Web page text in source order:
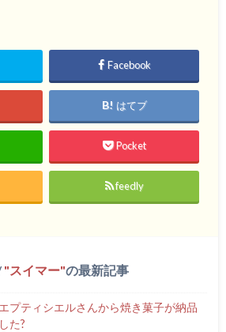
Facebook
はてブ
Pocket
feedly
スイマー の最新記事
プティシエルさんから焼き菓子が納品
た?